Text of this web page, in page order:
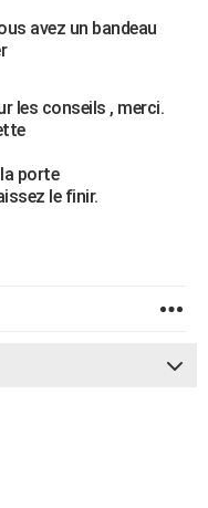
avez un bandeau
les conseils , merci.
porte
le finir.